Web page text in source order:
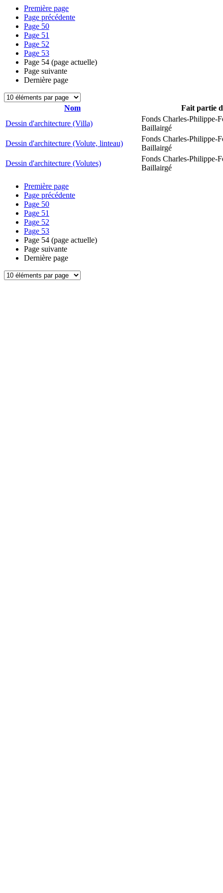
Première page
Page précédente
Page 50
Page 51
Page 52
Page 53
Page 54 (page actuelle)
Page suivante
Dernière page
Nom
Fait partie
Dessin d'architecture (Villa)
Fonds Charles-Philippe-
Baillairgé
Dessin d'architecture (Volute, linteau)
Fonds Charles-Philippe-
Baillairgé
Dessin d'architecture (Volutes)
Fonds Charles-Philippe-
Baillairgé
Première page
Page précédente
Page 50
Page 51
Page 52
Page 53
Page 54 (page actuelle)
Page suivante
Dernière page